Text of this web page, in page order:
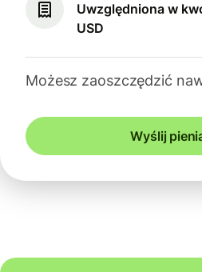
Uwzględniona w
USD
Możesz zaoszczędzić
Wyślij